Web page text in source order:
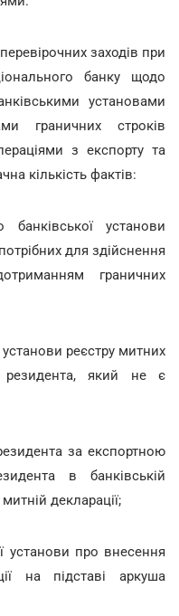
заходів при
банку щодо
установами
граничних строків
з експорту та
кількість фактів:
установи
для здійснення
граничних
реєстру митних
резидента, який не є
за експортною
в банківській
декларації;
установи про внесення
на підставі аркуша